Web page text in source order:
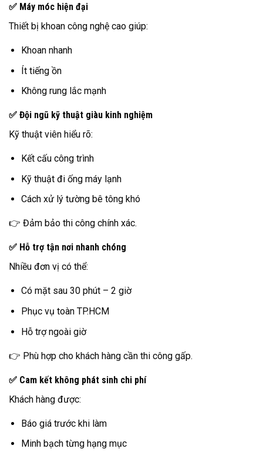
✅ Máy móc hiện đại
Thiết bị khoan công nghệ cao giúp:
Khoan nhanh
Ít tiếng ồn
Không rung lắc mạnh
✅ Đội ngũ kỹ thuật giàu kinh nghiệm
Kỹ thuật viên hiểu rõ:
Kết cấu công trình
Kỹ thuật đi ống máy lạnh
Cách xử lý tường bê tông khó
👉 Đảm bảo thi công chính xác.
✅ Hỗ trợ tận nơi nhanh chóng
Nhiều đơn vị có thể:
Có mặt sau 30 phút – 2 giờ
Phục vụ toàn TP.HCM
Hỗ trợ ngoài giờ
👉 Phù hợp cho khách hàng cần thi công gấp.
✅ Cam kết không phát sinh chi phí
Khách hàng được:
Báo giá trước khi làm
Minh bạch từng hạng mục